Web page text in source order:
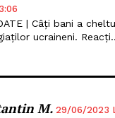
| Câți bani a
ucraineni.
M. 29/06/2023